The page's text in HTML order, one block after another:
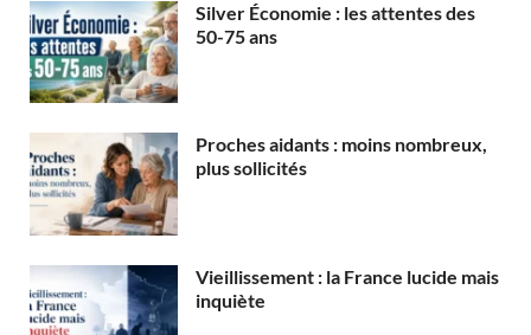
Silver Économie : les attentes des
50-75 ans
Proches aidants : moins nombreux,
plus sollicités
Vieillissement : la France lucide mais
inquiète